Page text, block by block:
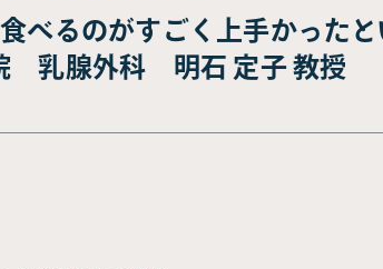
べるのがすごく上手かった
乳腺外科 明石 定子 教授